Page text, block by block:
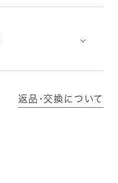
⌵
返品･交換について